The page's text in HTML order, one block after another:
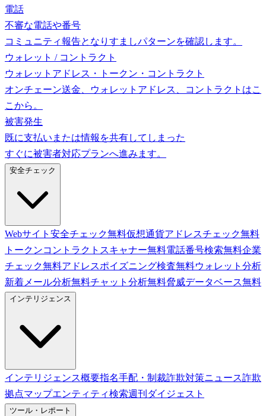
電話
不審な電話や番号
コミュニティ報告となりすましパターンを確認します。
ウォレット / コントラクト
ウォレットアドレス・トークン・コントラクト
オンチェーン送金、ウォレットアドレス、コントラクトはこ
こから。
被害発生
既に支払いまたは情報を共有してしまった
すぐに被害者対応プランへ進みます。
安全チェック
Webサイト安全チェック無料仮想通貨アドレスチェック無料
トークンコントラクトスキャナー無料電話番号検索無料企業
チェック無料アドレスポイズニング検査無料ウォレット分析
新着 メール分析無料チャット分析無料脅威データベース無料
インテリジェンス
インテリジェンス概要指名手配・制裁詐欺対策ニュース詐欺
拠点マップエンティティ検索週刊ダイジェスト
ツール・レポート